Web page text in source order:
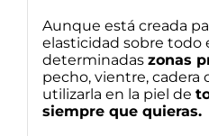
Aunque está creada
elasticidad sobre todo
determinadas zonas
pecho, vientre, cadera
utilizarla en la piel de
siempre que quieras.